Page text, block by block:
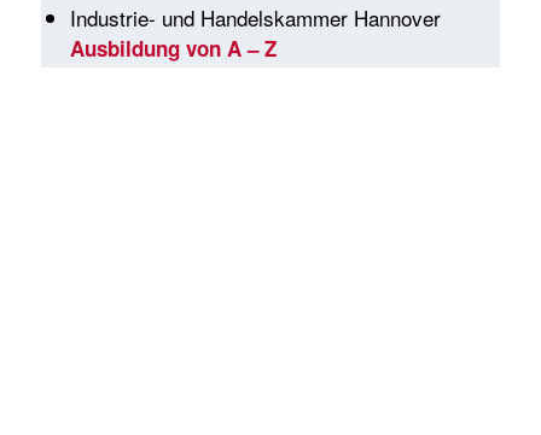
Industrie- und Handelskammer Hannover
Ausbildung von A – Z